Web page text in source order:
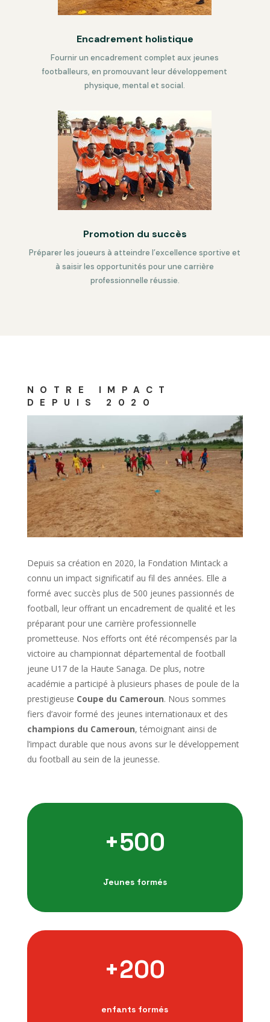
Encadrement holistique
Fournirun encadrement complet aux jeunes
footballeurs, en promouvant leur développement
physique, mental et social.
Promotion du succès
Préparer les joueurs à atteindre l’excellence sportive et
à saisir les opportunités pour une carrière
professionnelle réussie.
NOTRE IMPACT
DEPUIS 2020
Depuis sa création en 2020, la Fondation Mintack a
connu un impact significatif au fil des années. Elle a
formé avec succès plus de 500 jeunes passionnés de
football, leur offrant un encadrement de qualité et les
préparant pour une carrière professionnelle
prometteuse. Nos efforts ont été récompensés par la
victoire au championnat départemental de football
jeune U17 de la Haute Sanaga. De plus, notre
académie a participé à plusieurs phases de poule de la
prestigieuse Coupe du Cameroun. Nous sommes
fiers d’avoir formé des jeunes internationaux et des
champions du Cameroun, témoignant ainsi de
l’impact durable que nous avons sur le développement
du football au sein de la jeunesse.
+500
Jeunes formés
+200
enfants formés